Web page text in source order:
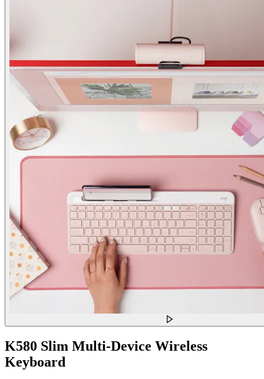
K580 Slim Multi-Device Wireless
Keyboard